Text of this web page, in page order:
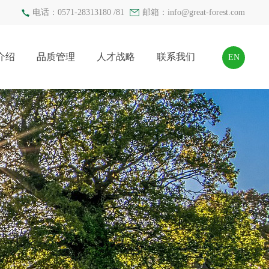
电话：0571-28313180 /81 邮箱： info@great-forest.com
EN
绍 品质管理 人才战略 联系我们